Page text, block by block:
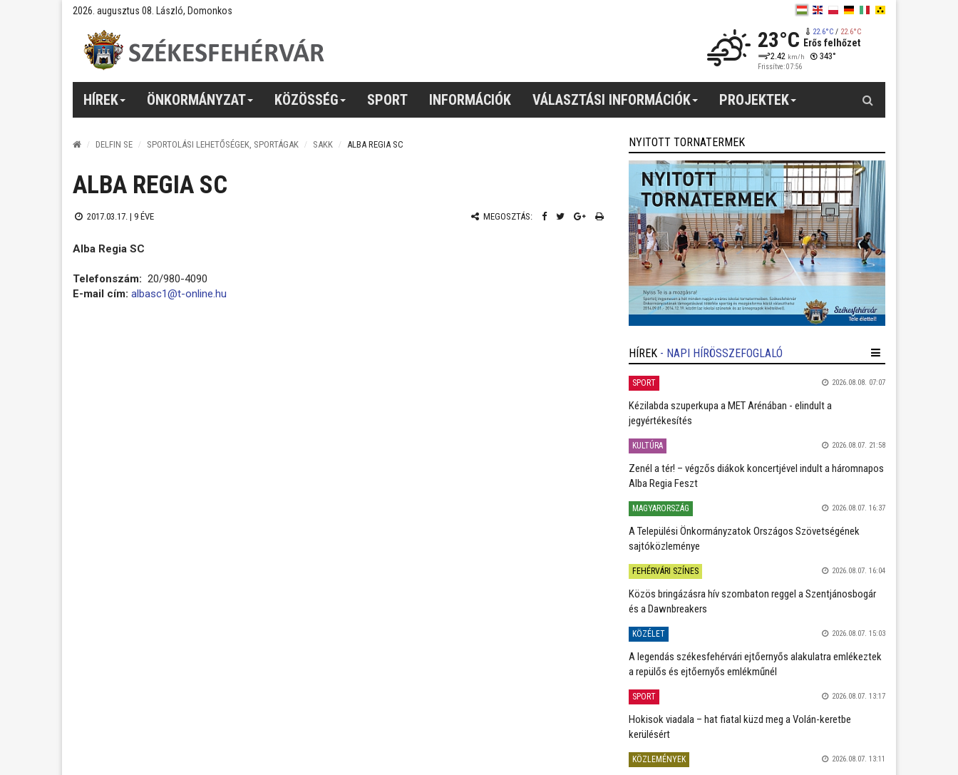
2026. augusztus 08. László, Domonkos
23°C 22.6°C/ 22.6°C
Erős felhőzet
2.42 km/h 343°
Frissítve: 07:56
HÍREK ÖNKORMÁNYZAT KÖZÖSSÉG SPORT INFORMÁCIÓK VÁLASZTÁSI INFORMÁCIÓK PROJEKTEK
DELFIN SE SPORTOLÁSI LEHETŐSÉGEK, SPORTÁGAK SAKK ALBA REGIA SC
ALBA REGIA SC
2017.03.17. | 9 ÉVE MEGOSZTÁS:
Alba Regia SC
Telefonszám: 20/980-4090
E-mail cím: albasc1@t-online.hu
NYITOTT TORNATERMEK
HÍREK - NAPI HÍRÖSSZEFOGLALÓ
SPORT 2026.08.08. 07:07
Kézilabda szuperkupa a MET Arénában - elindult a
jegyértékesítés
KULTÚRA 2026.08.07. 21:58
Zenél a tér! – végzős diákok koncertjével indult a háromnapos
Alba Regia Feszt
MAGYARORSZÁG 2026.08.07. 16:37
A Települési Önkormányzatok Országos Szövetségének
sajtóközleménye
FEHÉRVÁRI SZÍNES 2026.08.07. 16:04
Közös bringázásra hív szombaton reggel a Szentjánosbogár
és a Dawnbreakers
KÖZÉLET 2026.08.07. 15:03
A legendás székesfehérvári ejtőernyős alakulatra emlékeztek
a repülős és ejtőernyős emlékműnél
SPORT 2026.08.07. 13:17
Hokisok viadala – hat fiatal küzd meg a Volán-keretbe
kerülésért
KÖZLEMÉNYEK 2026.08.07. 13:11